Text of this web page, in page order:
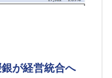
銀が経営統合へ